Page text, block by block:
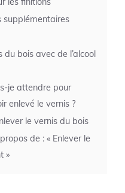
supplémentaires
du bois avec de l’alcool
je attendre pour
enlevé le vernis ?
le vernis du bois
de : « Enlever le
»